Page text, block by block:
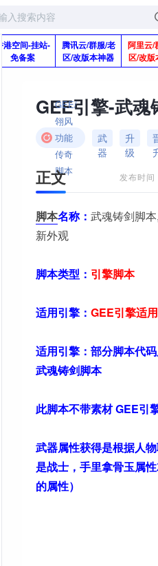
香港空间-挂站-
免备案
腾讯云/群服/老
区/改版本神器
阿里云/
区/改版
GEE/
翎风
功能
传奇
脚本
武
器
升
级
正文 发布时
脚本名称： 武魂铸剑脚
新外观
脚本类型： 引擎脚本
适用引擎： GEE引擎适用
适用引擎： 部分脚本代
武魂铸剑脚本
此脚本不带素材 GEE引
武器属性获得是根据人
是战士，手里拿骨玉属
的属性）